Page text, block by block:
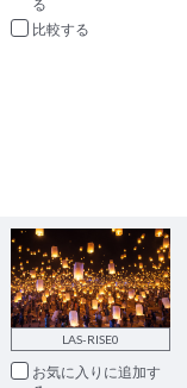
比較
LAS-RISE0
お気に入りに追加